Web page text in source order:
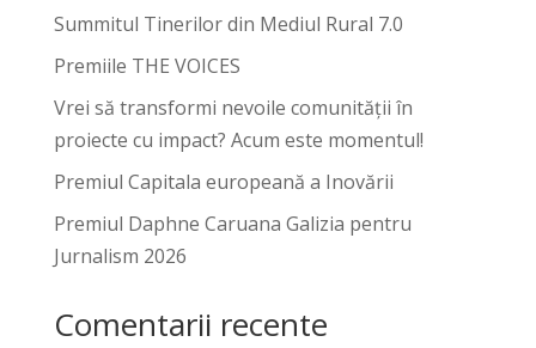
Summitul Tinerilor din Mediul Rural 7.0
Premiile THE VOICES
Vrei să transformi nevoile comunității în
proiecte cu impact? Acum este momentul!
Premiul Capitala europeană a Inovării
Premiul Daphne Caruana Galizia pentru
Jurnalism 2026
Comentarii recente